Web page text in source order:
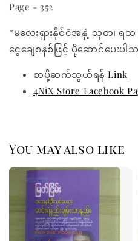
Page - 352
*မလေးရှားနိုင်ငံအနှံ့ သုတ၊ ရသ
ငွေချေစနစ်ဖြင့် ပို့ဆောင်ပေးပါ
စာပို့ဆက်သွယ်ရန်Link
4NiX Store Facebook
You may also like